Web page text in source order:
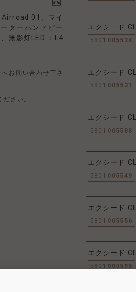
Airroad 01、マイ
ターハンドピー
無影灯LED ：L4
お問い合わせ下さ
さい。
エクシード
5801 005524
エクシード
5801 005531
エクシード
5801 005588
エクシード
5801 005549
エクシード
5801 005556
エクシード
5801 005595